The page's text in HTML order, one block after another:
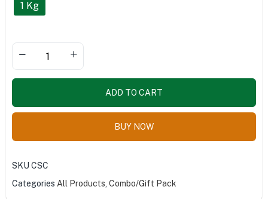
1 Kg
ADD TO CART
BUY NOW
SKU CSC
Categories All Products Combo/Gift Pack